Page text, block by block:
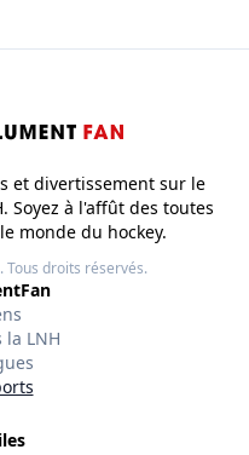
et divertissement sur le
Soyez à l'affût des toutes
monde du hockey.
Tous droits réservés.
LNH